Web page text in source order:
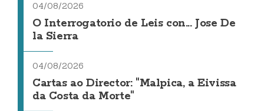
04/08/2026
O Interrogatorio de Leis con... Jose De
la Sierra
04/08/2026
Cartas ao Director: "Malpica, a Eivissa
da Costa da Morte"